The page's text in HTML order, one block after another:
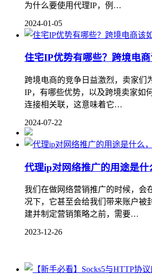
为什么要使用代理IP，例…
2024-01-05
住宅IP优势有哪些？跨境电
跨境电商的竞争日益激烈，卖家们
IP，有哪些优势，以及跨境卖家如
连接相关联，这意味着它…
2024-07-22
代理ip对网络推广的用途是什
我们在做网络营销推广的时候，会
况下，它甚至会给我们带来账户被
建并制定营销策略之前，需要…
2023-12-26